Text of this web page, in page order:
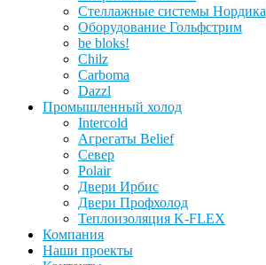
Стеллажные системы Нордика
Оборудование Гольфстрим
be bloks!
Chilz
Carboma
Dazzl
Промышленный холод
Intercold
Агрегаты Belief
Север
Polair
Двери Ирбис
Двери Профхолод
Теплоизоляция K-FLEX
Компания
Наши проекты